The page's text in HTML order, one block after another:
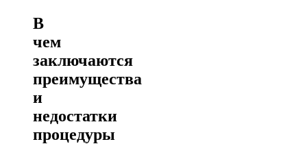
В
чем
заключаются
преимущества
и
недостатки
процедуры